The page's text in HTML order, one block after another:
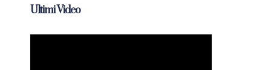
Ultimi Video